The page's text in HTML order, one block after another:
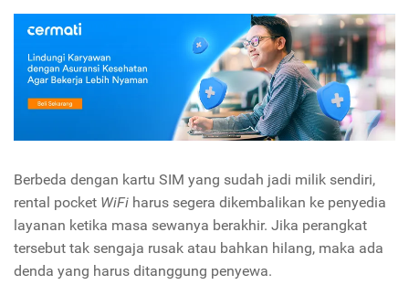
Berbeda dengan kartu SIM yang sudah jadi milik sendiri,
rental pocket WiFi harus segera dikembalikan ke penyedia
layanan ketika masa sewanya berakhir. Jika perangkat
tersebut tak sengaja rusak atau bahkan hilang, maka ada
denda yang harus ditanggung penyewa.